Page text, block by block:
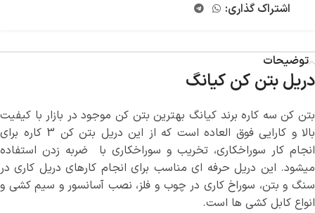
اشتراک گذاری:
توضیحات
دریل بتن کن کیانگ
بتن کن سه کاره برند کیانگ بهترین بتن کن موجود در بازار با کیفیت
بالا و کارایی فوق العاده است که از این دریل بتن کن 3 کاره برای
انجام کار سوراخکاری، تخریب و سوراخکاری با ضربه زدن استفاده
میشود. این دریل حرفه ای مناسب برای انجام کارهای دریل کاری در
سنگ و بتن، سوراخ کاری در چوب و فلز، نصب آسانسور و سیم کشی و
انواع کابل کشی ها است.